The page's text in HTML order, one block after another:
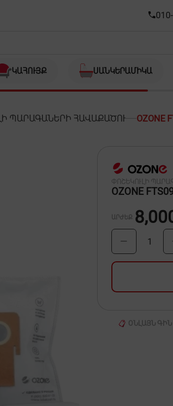
ԿԱՀՈՒՅՔ ՍԱՆԿԵՐԱՄԻԿԱ
ՊԱՐԱԳԱՆԵՐԻ ՀԱՎԱՔԱԾՈՒ OZONE
ՓՈՇԵԿՈՒԼԻ
OZONE
ԱՐԺԵՔ
1
ՕՆԼԱՅՆ ԳԻՆ